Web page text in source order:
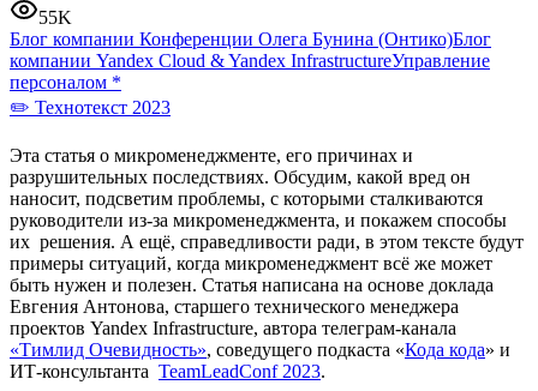
55K
Блог компании Конференции Олега Бунина (Онтико)Блог
компании Yandex Cloud & Yandex InfrastructureУправление
персоналом *
✏️ Технотекст 2023
Эта статья о микроменеджменте, его причинах и
разрушительных последствиях. Обсудим, какой вред он
наносит, подсветим проблемы, с которыми сталкиваются
руководители из-за микроменеджмента, и покажем способы
их решения. А ещё, справедливости ради, в этом тексте будут
примеры ситуаций, когда микроменеджмент всё же может
быть нужен и полезен. Статья написана на основе доклада
Евгения Антонова, старшего технического менеджера
проектов Yandex Infrastructure, автора телеграм-канала
«Тимлид Очевидность», соведущего подкаста «Кода кода» и
ИТ-консультанта TeamLeadConf 2023.